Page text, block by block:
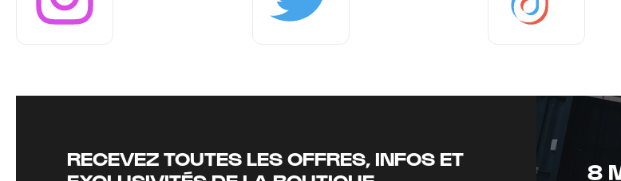
RECEVEZ TOUTES LES OFFRES, INFOS ET
8